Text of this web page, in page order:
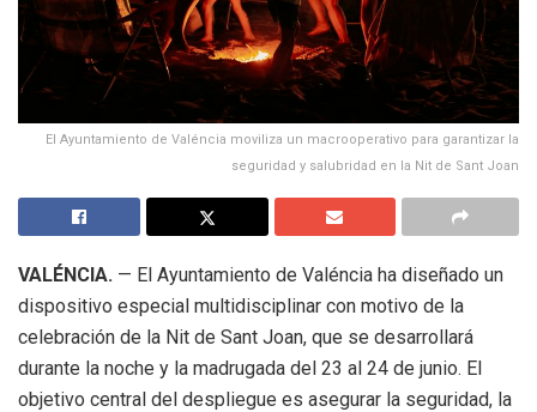
El Ayuntamiento de Valéncia moviliza un macrooperativo para garantizar la
seguridad y salubridad en la Nit de Sant Joan
VALÉNCIA. — El Ayuntamiento de Valéncia ha diseñado un
dispositivo especial multidisciplinar con motivo de la
celebración de la Nit de Sant Joan, que se desarrollará
durante la noche y la madrugada del 23 al 24 de junio. El
objetivo central del despliegue es asegurar la seguridad, la